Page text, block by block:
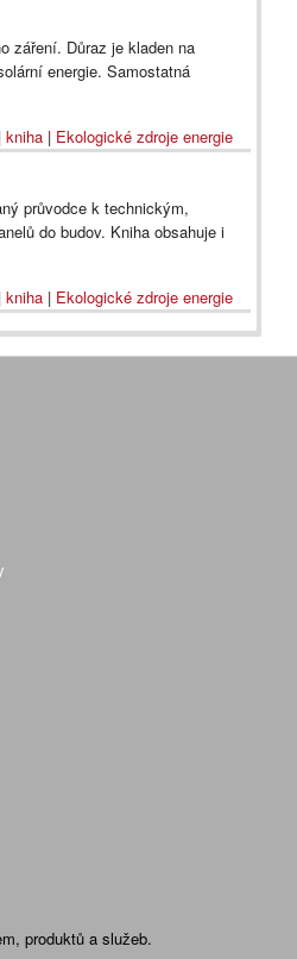
záření. Důraz je kladen na
energie. Samostatná
kniha| Ekologické zdroje energie
průvodce k technickým,
do budov. Kniha obsahuje i
kniha| Ekologické zdroje energie
produktů a služeb.